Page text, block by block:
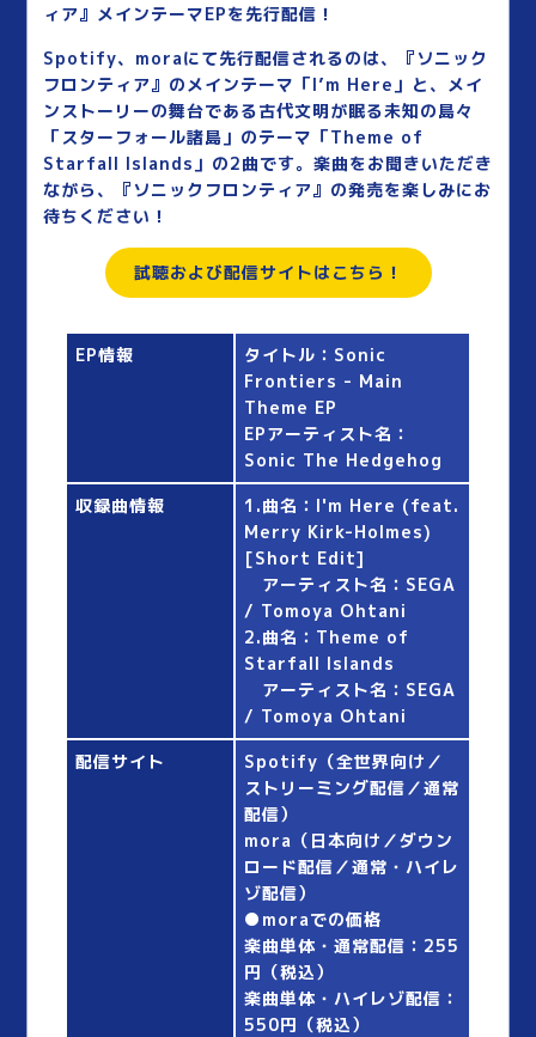
ィア』メインテーマEPを先行配信！
Spotify、moraにて先行配信されるのは、『ソニック
フロンティア』のメインテーマ「I’m Here」と、メイ
ンストーリーの舞台である古代文明が眠る未知の島々
「スターフォール諸島」のテーマ「Theme of
Starfall Islands」の2曲です。楽曲をお聞きいただき
ながら、『ソニックフロンティア』の発売を楽しみにお
待ちください！
試聴および配信サイトはこちら！
EP情報
タイトル：Sonic
Frontiers - Main
Theme EP
EPアーティスト名：
Sonic The Hedgehog
収録曲情報
1.曲名：I'm Here (feat.
Merry Kirk-Holmes)
[Short Edit]
アーティスト名：SEGA
/ Tomoya Ohtani
2.曲名：Theme of
Starfall Islands
アーティスト名：SEGA
/ Tomoya Ohtani
配信サイト
Spotify（全世界向け／
ストリーミング配信／通常
配信）
mora（日本向け／ダウン
ロード配信／通常・ハイレ
ゾ配信）
●moraでの価格
楽曲単体・通常配信：255
円（税込）
楽曲単体・ハイレゾ配信：
550円（税込）